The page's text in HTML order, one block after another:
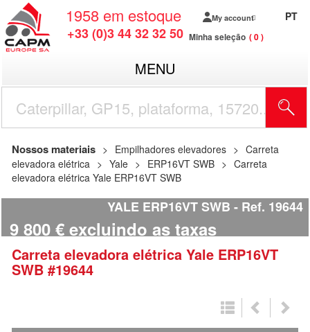
1958 em estoque
+33 (0)3 44 32 32 50
My account
Minha seleção 0
PT
MENU
Nossos materiais Empilhadores elevadores
Carreta
elevadora elétrica
Yale ERP16VT SWB
Carreta
elevadora elétrica Yale ERP16VT SWB
YALE ERP16VT SWB Ref. 19644
9 800 € excluindo as taxas
Carreta elevadora elétrica Yale ERP16VT
SWB #19644